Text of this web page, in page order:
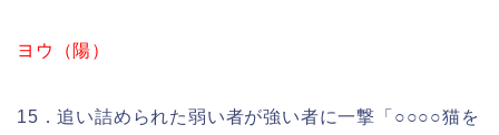
ヨウ（陽）
15．追い詰められた弱い者が強い者に一撃「○○○○猫を